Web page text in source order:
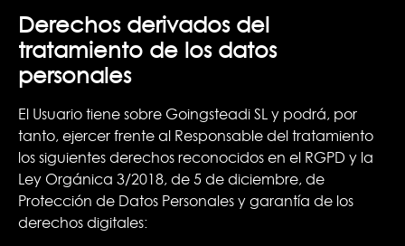
Derechos derivados del
tratamiento de los datos
personales
El Usuario tiene sobre Goingsteadi SL y podrá, por
tanto, ejercer frente al Responsable del tratamiento
los siguientes derechos reconocidos en el RGPD y la
Ley Orgánica 3/2018, de 5 de diciembre, de
Protección de Datos Personales y garantía de los
derechos digitales: